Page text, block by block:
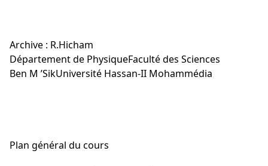
Archive : R.Hicham
Département de PhysiqueFaculté des Sciences
Ben M ’SikUniversité Hassan-II Mohammédia
Plan général du cours